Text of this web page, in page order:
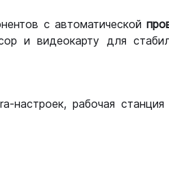
с автоматической
и видеокарту для
настроек, рабочая